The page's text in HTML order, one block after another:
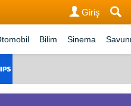
Giriş
Bilim Sinema